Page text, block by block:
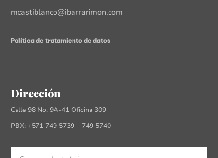
mcastiblanco@ibarrarimon.com
Política de tratamiento de datos
Dirección
Calle 98 No. 9A-41 Oficina 309
PBX: +571 749 5739 – 749 5740